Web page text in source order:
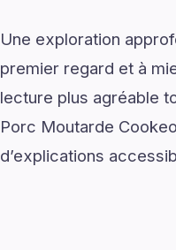
Une exploration
premier regard et à
lecture plus agréable
Porc Moutarde
d’explications